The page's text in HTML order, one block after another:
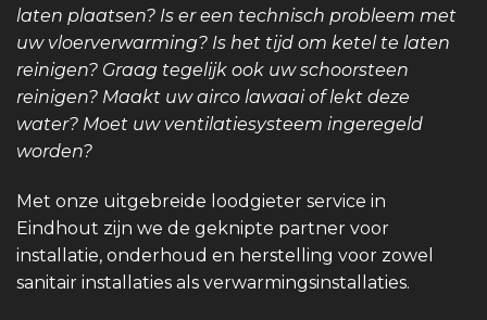
laten plaatsen? Is er een technisch probleem met
uw vloerverwarming? Is het tijd om ketel te laten
reinigen? Graag tegelijk ook uw schoorsteen
reinigen? Maakt uw airco lawaai of lekt deze
water? Moet uw ventilatiesysteem ingeregeld
worden?
Met onze uitgebreide loodgieter service in
Eindhout zijn we de geknipte partner voor
installatie, onderhoud en herstelling voor zowel
sanitair installaties als verwarmingsinstallaties.